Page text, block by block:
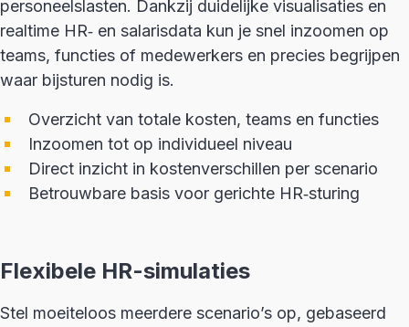
personeelslasten. Dankzij duidelijke visualisaties en
realtime HR‑ en salarisdata kun je snel inzoomen op
teams, functies of medewerkers en precies begrijpen
waar bijsturen nodig is.
Overzicht van totale kosten, teams en functies
Inzoomen tot op individueel niveau
Direct inzicht in kostenverschillen per scenario
Betrouwbare basis voor gerichte HR‑sturing
Flexibele HR-simulaties
Stel moeiteloos meerdere scenario’s op, gebaseerd